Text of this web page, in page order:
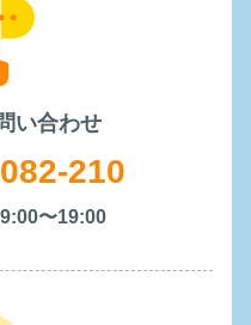
い合わせ
210
〜19:00